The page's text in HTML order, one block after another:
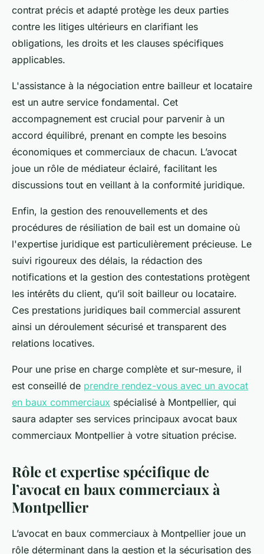
contrat précis et adapté protège les deux parties
contre les litiges ultérieurs en clarifiant les
obligations, les droits et les clauses spécifiques
applicables.
L'assistance à la négociation entre bailleur et locataire
est un autre service fondamental. Cet
accompagnement est crucial pour parvenir à un
accord équilibré, prenant en compte les besoins
économiques et commerciaux de chacun. L’avocat
joue un rôle de médiateur éclairé, facilitant les
discussions tout en veillant à la conformité juridique.
Enfin, la gestion des renouvellements et des
procédures de résiliation de bail est un domaine où
l'expertise juridique est particulièrement précieuse. Le
suivi rigoureux des délais, la rédaction des
notifications et la gestion des contestations protègent
les intérêts du client, qu’il soit bailleur ou locataire.
Ces prestations juridiques bail commercial assurent
ainsi un déroulement sécurisé et transparent des
relations locatives.
Pour une prise en charge complète et sur-mesure, il
est conseillé de prendre rendez-vous avec un avocat
en baux commerciaux spécialisé à Montpellier, qui
saura adapter ses services principaux avocat baux
commerciaux Montpellier à votre situation précise.
Rôle et expertise spécifique de
l’avocat en baux commerciaux à
Montpellier
L’avocat en baux commerciaux à Montpellier joue un
rôle déterminant dans la gestion et la sécurisation des